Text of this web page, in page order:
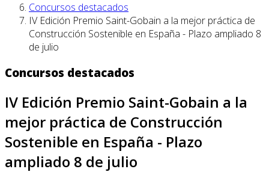
Concursos destacados
IV Edición Premio Saint-Gobain a la mejor práctica de
Construcción Sostenible en España - Plazo ampliado 8
de julio
Concursos destacados
IV Edición Premio Saint-Gobain a la
mejor práctica de Construcción
Sostenible en España - Plazo
ampliado 8 de julio